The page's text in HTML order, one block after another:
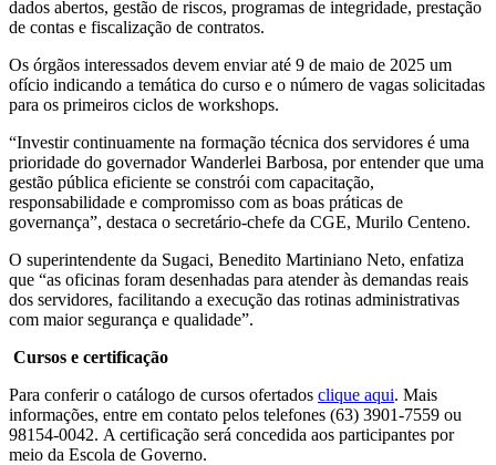
dados abertos, gestão de riscos, programas de integridade, prestação
de contas e fiscalização de contratos.
Os órgãos interessados devem enviar até 9 de maio de 2025 um
ofício indicando a temática do curso e o número de vagas solicitadas
para os primeiros ciclos de workshops.
“Investir continuamente na formação técnica dos servidores é uma
prioridade do governador Wanderlei Barbosa, por entender que uma
gestão pública eficiente se constrói com capacitação,
responsabilidade e compromisso com as boas práticas de
governança”, destaca o secretário-chefe da CGE, Murilo Centeno.
O superintendente da Sugaci, Benedito Martiniano Neto, enfatiza
que “as oficinas foram desenhadas para atender às demandas reais
dos servidores, facilitando a execução das rotinas administrativas
com maior segurança e qualidade”.
Cursos e certificação
Para conferir o catálogo de cursos ofertados clique aqui. Mais
informações, entre em contato pelos telefones (63) 3901-7559 ou
98154-0042. A certificação será concedida aos participantes por
meio da Escola de Governo.